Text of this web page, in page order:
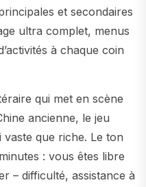
et secondaires
ultra complet, menus
à chaque coin
qui met en scène
ancienne, le jeu
que riche. Le ton
: vous êtes libre
– difficulté, assistance à